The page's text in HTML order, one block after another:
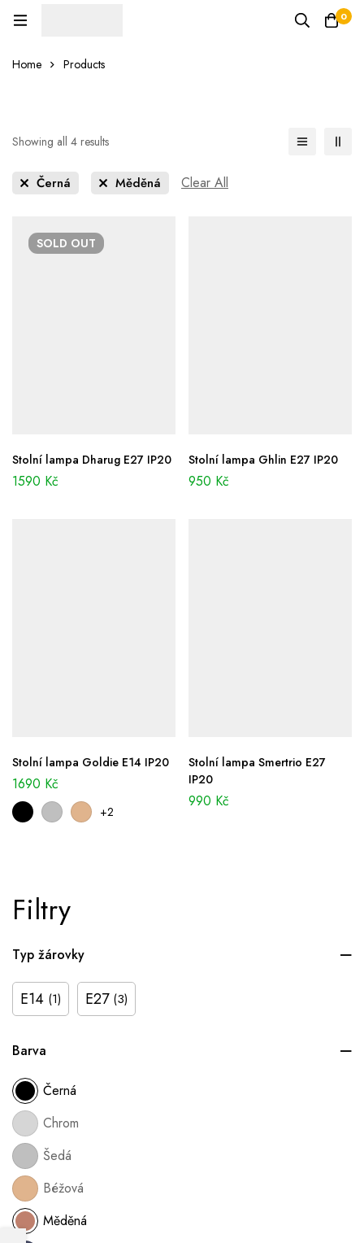
0
Home Products
Filtry
Typ žárovky
E14 (1) E27 (3)
Barva
Černá
Chrom
Šedá
Béžová
Měděná
Showing all 4 results
Černá Měděná Clear All
SOLD OUT
Stolní lampa Dharug E27 IP20
1590 Kč
Stolní lampa Ghlin E27 IP20
950 Kč
Stolní lampa Goldie E14 IP20
1690 Kč
+2
Stolní lampa Smertrio E27
IP20
990 Kč